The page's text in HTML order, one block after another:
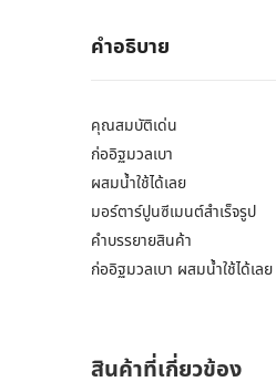
คำอธิบาย
คุณสมบัติเด่น
ก่ออิฐมวลเบา
ผสมน้ำใช้ได้เลย
มอร์ตาร์ปูนซีเมนต์สำเร็จรูป
คำบรรยายสินค้า
ก่ออิฐมวลเบา ผสมน้ำใช้ได้เล
สินค้าที่เกี่ยวข้อง